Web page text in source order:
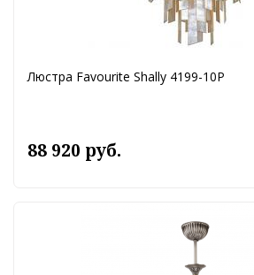
Люстра Favourite Shally 4199-10P
88 920 руб.